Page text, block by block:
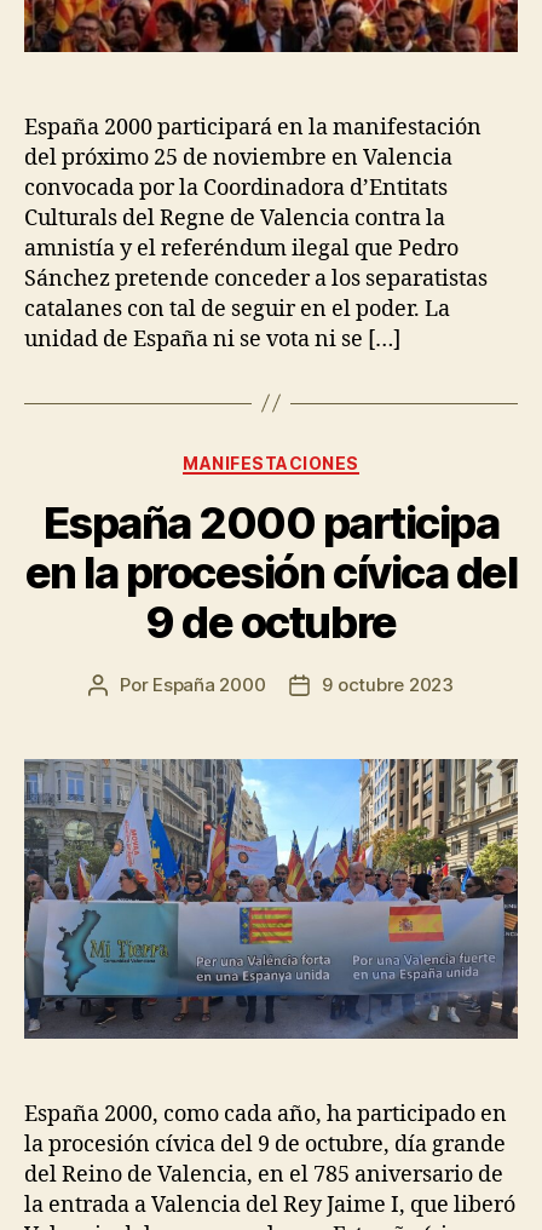
España 2000 participará en la manifestación
del próximo 25 de noviembre en Valencia
convocada por la Coordinadora d’Entitats
Culturals del Regne de Valencia contra la
amnistía y el referéndum ilegal que Pedro
Sánchez pretende conceder a los separatistas
catalanes con tal de seguir en el poder. La
unidad de España ni se vota ni se […]
MANIFESTACIONES
España 2000 participa
en la procesión cívica del
9 de octubre
Por España 2000 9 octubre 2023
España 2000, como cada año, ha participado en
la procesión cívica del 9 de octubre, día grande
del Reino de Valencia, en el 785 aniversario de
la entrada a Valencia del Rey Jaime I, que liberó